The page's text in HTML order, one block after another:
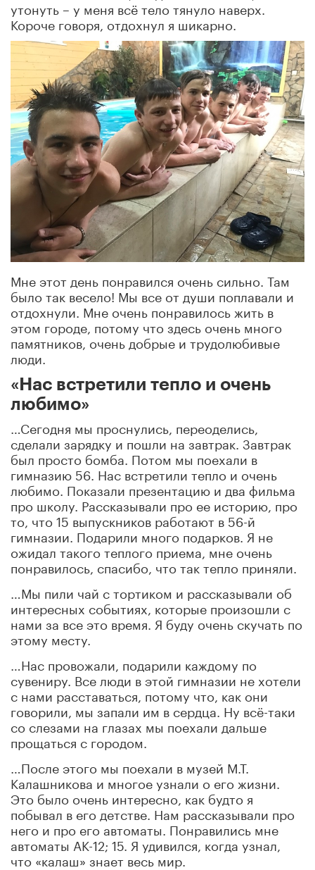
утонуть – у меня всё тело тянуло наверх.
Короче говоря, отдохнул я шикарно.
Мне этот день понравился очень сильно. Там
было так весело! Мы все от души поплавали и
отдохнули. Мне очень понравилось жить в
этом городе, потому что здесь очень много
памятников, очень добрые и трудолюбивые
люди.
«Нас встретили тепло и очень
любимо»
…Сегодня мы проснулись, переоделись,
сделали зарядку и пошли на завтрак. Завтрак
был просто бомба. Потом мы поехали в
гимназию 56. Нас встретили тепло и очень
любимо. Показали презентацию и два фильма
про школу. Рассказывали про ее историю, про
то, что 15 выпускников работают в 56-й
гимназии. Подарили много подарков. Я не
ожидал такого теплого приема, мне очень
понравилось, спасибо, что так тепло приняли.
…Мы пили чай с тортиком и рассказывали об
интересных событиях, которые произошли с
нами за все это время. Я буду очень скучать по
этому месту.
…Нас провожали, подарили каждому по
сувениру. Все люди в этой гимназии не хотели
с нами расставаться, потому что, как они
говорили, мы запали им в сердца. Ну всё-таки
со слезами на глазах мы поехали дальше
прощаться с городом.
…После этого мы поехали в музей М.Т.
Калашникова и многое узнали о его жизни.
Это было очень интересно, как будто я
побывал в его детстве. Нам рассказывали про
него и про его автоматы. Понравились мне
автоматы АК-12; 15. Я удивился, когда узнал,
что «калаш» знает весь мир.